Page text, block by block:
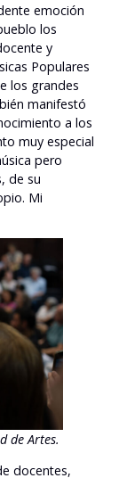
emoción
los
y
Populares
los grandes
manifestó
a los
muy especial
pero
de su
Mi
de Artes.
docentes,